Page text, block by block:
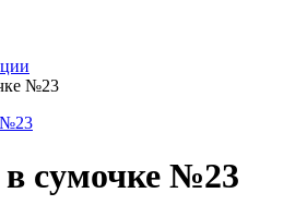
№23
сумочке №23